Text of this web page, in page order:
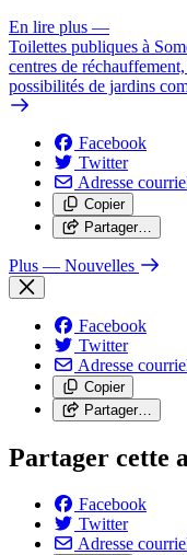
En lire plus —
Toilettes publiques à
centres de
possibilités de jardins
Facebook
Twitter
Adresse
Copier
Partager…
Plus — Nouvelles
Facebook
Twitter
Adresse
Copier
Partager…
Partager cette
Facebook
Twitter
Adresse